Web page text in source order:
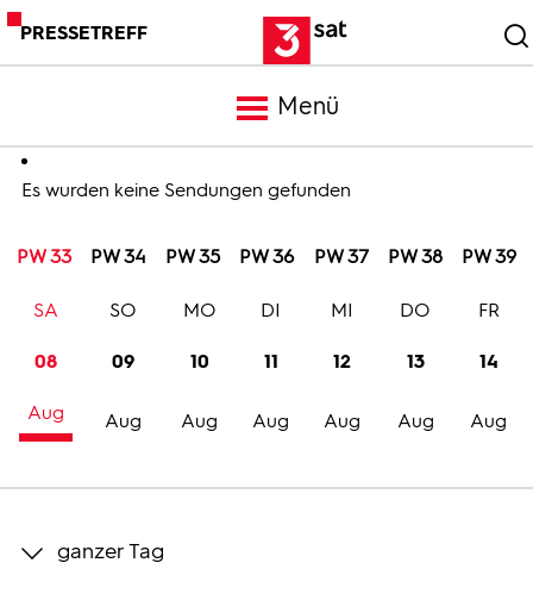
PRESSETREFF
Menü
Meldungen
Programm
Trailer
Bilder
Es wurden keine Sendungen gefunden
PW 33 PW 34 PW 35 PW 36 PW 37 PW 38 PW 39
08
Aug
SA
09
Aug
SO
10
Aug
MO
11
Aug
DI
12
Aug
MI
13
Aug
DO
14
Aug
FR
ganzer Tag